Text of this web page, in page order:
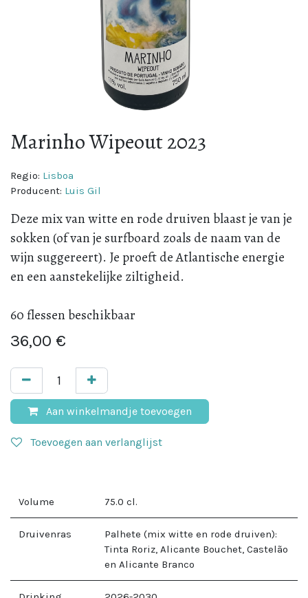
Marinho Wipeout 2023
Regio: Lisboa
Producent: Luis Gil
Deze mix van witte en rode druiven blaast je van je
sokken (of van je surfboard zoals de naam van de
wijn suggereert). Je proeft de Atlantische energie
en een aanstekelijke ziltigheid.
60 flessen beschikbaar
36,00 €
Aan winkelmandje toevoegen
Toevoegen aan verlanglijst
Volume 75.0 cl.
Druivenras
Palhete (mix witte en rode druiven):
Tinta Roriz, Alicante Bouchet, Castelão
en Alicante Branco